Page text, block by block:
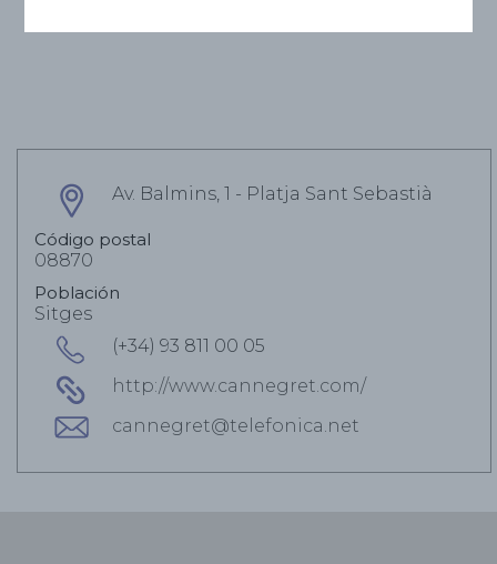
Av. Balmins, 1 - Platja Sant Sebastià
Código postal
08870
Población
Sitges
(+34) 93 811 00 05
http://www.cannegret.com/
cannegret@telefonica.net